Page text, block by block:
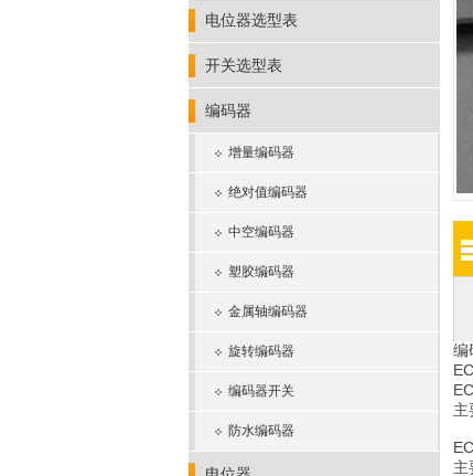
电位器选型表
开关选型表
编码器
增量编码器
绝对值编码器
中空编码器
塑胶编码器
金属轴编码器
旋转编码器
编码器开关
防水编码器
编
主
主